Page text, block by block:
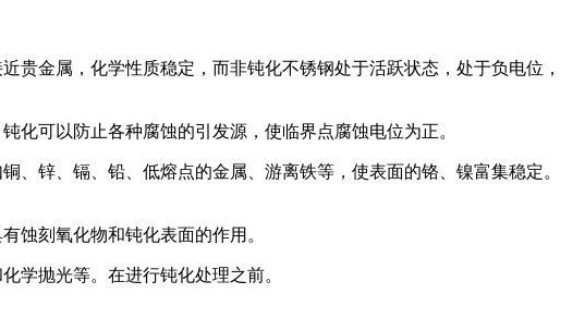
贵金属，化学性质稳定，而非钝化不锈钢处于活跃状态，处于负电位，
化可以防止各种腐蚀的引发源，使临界点腐蚀电位为正。
锌、镉、铅、低熔点的金属、游离铁等，使表面的铬、镍富集稳定。
蚀刻氧化物和钝化表面的作用。
学抛光等。在进行钝化处理之前。